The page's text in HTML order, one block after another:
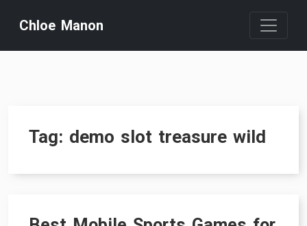
content
Chloe Manon
Tag: demo slot treasure wild